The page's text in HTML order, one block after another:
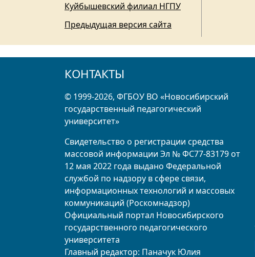
Куйбышевский филиал НГПУ
Предыдущая версия сайта
КОНТАКТЫ
© 1999-2026, ФГБОУ ВО «Новосибирский
государственный педагогический
университет»
Свидетельство о регистрации средства
массовой информации Эл № ФС77-83179 от
12 мая 2022 года выдано Федеральной
службой по надзору в сфере связи,
информационных технологий и массовых
коммуникаций (Роскомнадзор)
Официальный портал Новосибирского
государственного педагогического
университета
Главный редактор: Паначук Юлия